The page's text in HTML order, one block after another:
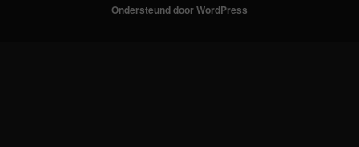
Ondersteund door WordPress